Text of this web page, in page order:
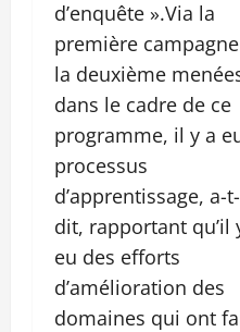
d’enquête ».Via la
première
la deuxième
dans le cadre de ce
programme, il y a
processus
d’apprentissage, a-
dit, rapportant qu’il
eu des efforts
d’amélioration des
domaines qui ont